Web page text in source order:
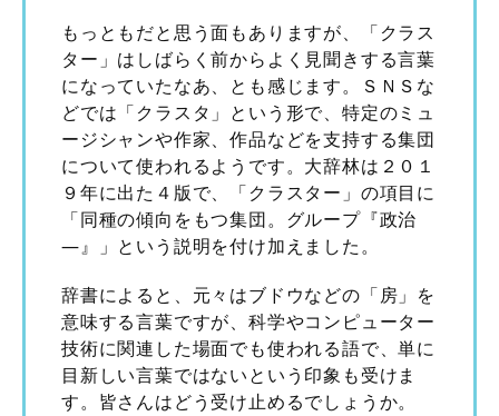
もっともだと思う面もありますが、「クラス
ター」はしばらく前からよく見聞きする言葉
になっていたなあ、とも感じます。ＳＮＳな
どでは「クラスタ」という形で、特定のミュ
ージシャンや作家、作品などを支持する集団
について使われるようです。大辞林は２０１
９年に出た４版で、「クラスター」の項目に
「同種の傾向をもつ集団。グループ『政治
―』」という説明を付け加えました。
辞書によると、元々はブドウなどの「房」を
意味する言葉ですが、科学やコンピューター
技術に関連した場面でも使われる語で、単に
目新しい言葉ではないという印象も受けま
す。皆さんはどう受け止めるでしょうか。